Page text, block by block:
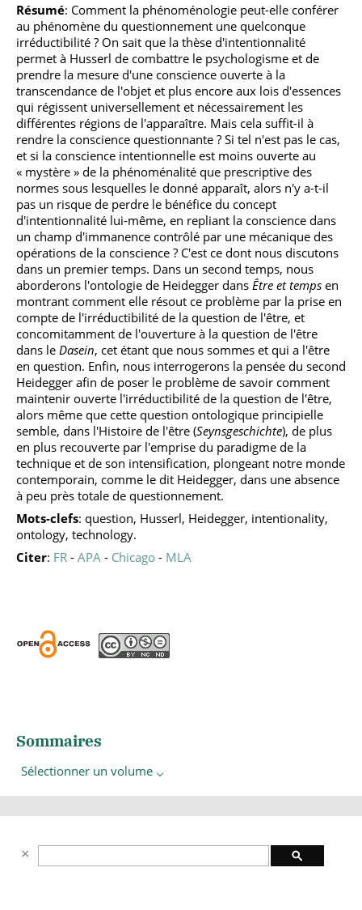
Résumé: Comment la phénoménologie peut-elle conférer
au phénomène du questionnement une quelconque
irréductibilité ? On sait que la thèse d'intentionnalité
permet à Husserl de combattre le psychologisme et de
prendre la mesure d'une conscience ouverte à la
transcendance de l'objet et plus encore aux lois d'essences
qui régissent universellement et nécessairement les
différentes régions de l'apparaître. Mais cela suffit-il à
rendre la conscience questionnante ? Si tel n'est pas le cas,
et si la conscience intentionnelle est moins ouverte au
« mystère » de la phénoménalité que prescriptive des
normes sous lesquelles le donné apparaît, alors n'y a-t-il
pas un risque de perdre le bénéfice du concept
d'intentionnalité lui-même, en repliant la conscience dans
un champ d'immanence contrôlé par une mécanique des
opérations de la conscience ? C'est ce dont nous discutons
dans un premier temps. Dans un second temps, nous
aborderons l'ontologie de Heidegger dans Être et temps en
montrant comment elle résout ce problème par la prise en
compte de l'irréductibilité de la question de l'être, et
concomitamment de l'ouverture à la question de l'être
dans le Dasein, cet étant que nous sommes et qui a l'être
en question. Enfin, nous interrogerons la pensée du second
Heidegger afin de poser le problème de savoir comment
maintenir ouverte l'irréductibilité de la question de l'être,
alors même que cette question ontologique principielle
semble, dans l'Histoire de l'être (Seynsgeschichte), de plus
en plus recouverte par l'emprise du paradigme de la
technique et de son intensification, plongeant notre monde
contemporain, comme le dit Heidegger, dans une absence
à peu près totale de questionnement.
Mots-clefs: question, Husserl, Heidegger, intentionality,
ontology, technology.
Citer: FR - APA - Chicago - MLA
Sommaires
Sélectionner un volume